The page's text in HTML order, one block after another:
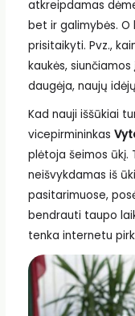
atkreipdamas
bet ir galimybės.
prisitaikyti. Pvz.,
kaukės,
daugėja, naujų
Kad nauji iššūkiai
vicepirmininkas
plėtoja šeimos ūkį.
neišvykdamas iš
pasitarimuose,
bendrauti taupo
tenka internetu